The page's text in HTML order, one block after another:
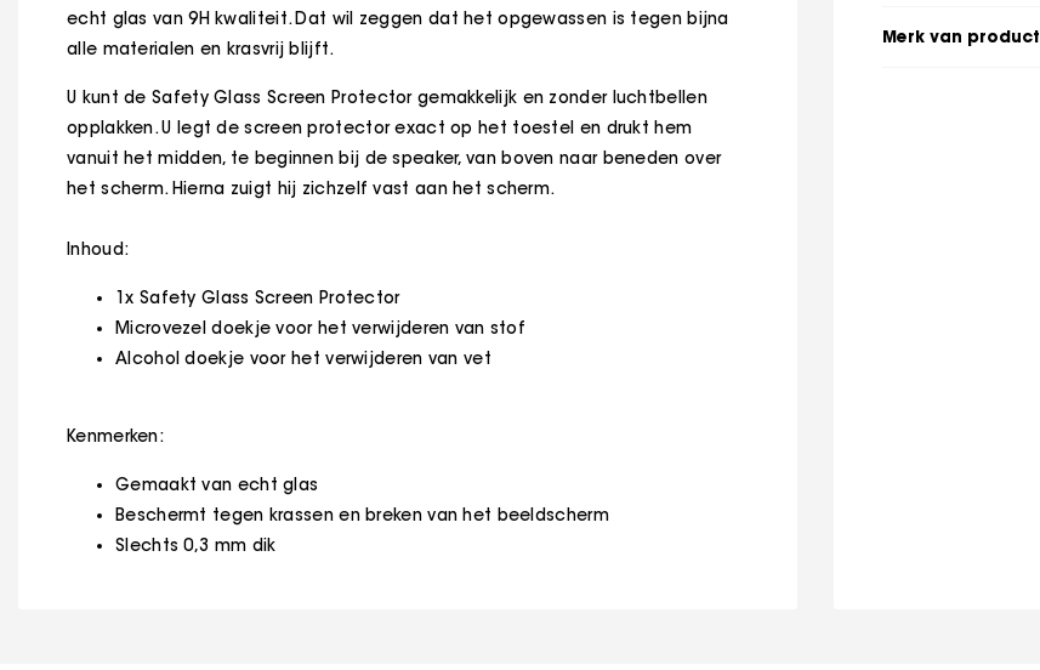
echt glas van 9H kwaliteit. Dat wil zeggen dat het opgewassen is tegen bijna
alle materialen en krasvrij blijft.
U kunt de Safety Glass Screen Protector gemakkelijk en zonder luchtbellen
opplakken. U legt de screen protector exact op het toestel en drukt hem
vanuit het midden, te beginnen bij de speaker, van boven naar beneden over
het scherm. Hierna zuigt hij zichzelf vast aan het scherm.
Inhoud:
1x Safety Glass Screen Protector
Microvezel doekje voor het verwijderen van stof
Alcohol doekje voor het verwijderen van vet
Kenmerken:
Gemaakt van echt glas
Beschermt tegen krassen en breken van het beeldscherm
Slechts 0,3 mm dik
Merk van product